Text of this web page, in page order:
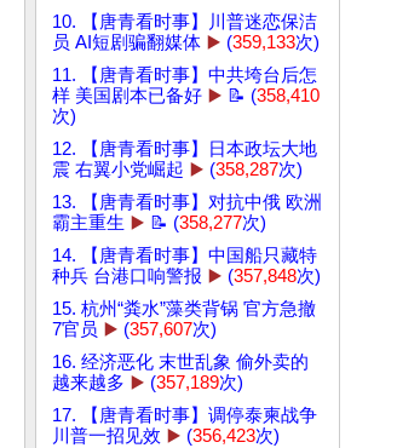
10. 【唐青看时事】川普迷恋保洁
员 AI短剧骗翻媒体 ▶️ (359,133次)
11. 【唐青看时事】中共垮台后怎
样 美国剧本已备好 ▶️ 📝 (358,410
次)
12. 【唐青看时事】日本政坛大地
震 右翼小党崛起 ▶️ (358,287次)
13. 【唐青看时事】对抗中俄 欧洲
霸主重生 ▶️ 📝 (358,277次)
14. 【唐青看时事】中国船只藏特
种兵 台港口响警报 ▶️ (357,848次)
15. 杭州“粪水”藻类背锅 官方急撤
7官员 ▶️ (357,607次)
16. 经济恶化 末世乱象 偷外卖的
越来越多 ▶️ (357,189次)
17. 【唐青看时事】调停泰柬战争
川普一招见效 ▶️ (356,423次)